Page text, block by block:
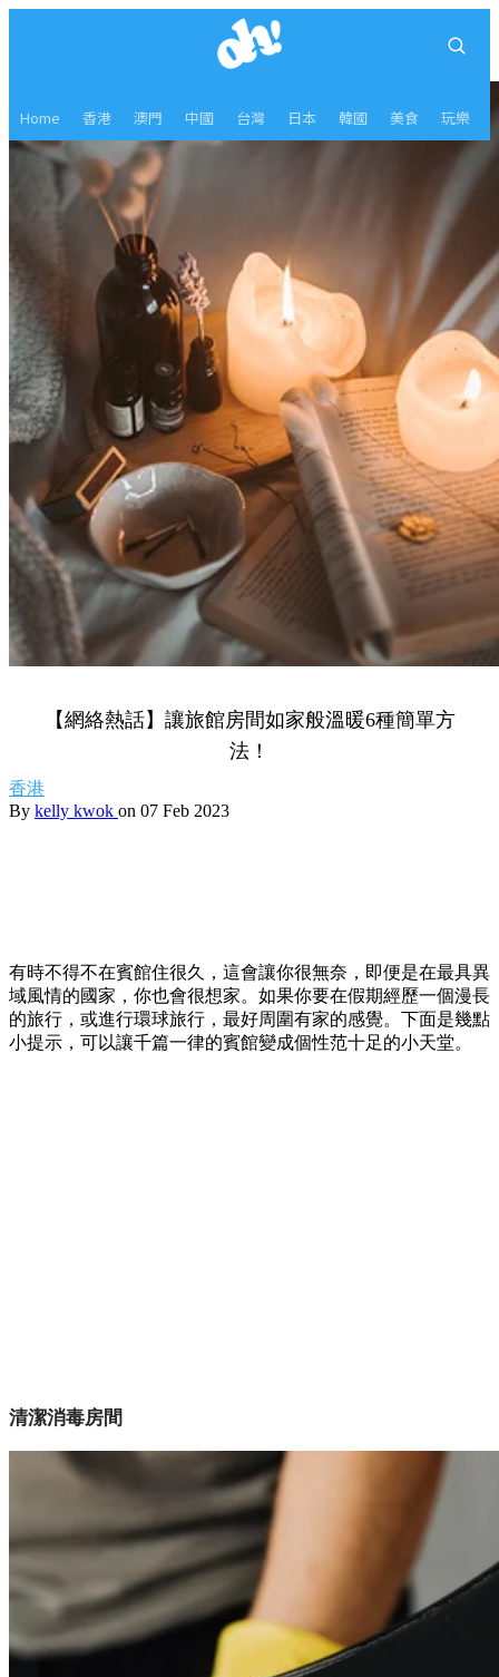
Home 香港 澳門 中國 台灣 日本 韓國 美食 玩樂
【網絡熱話】讓旅館房間如家般溫暖6種簡單方
法！
香港
By kelly kwok on 07 Feb 2023
有時不得不在賓館住很久，這會讓你很無奈，即便是在最具異
域風情的國家，你也會很想家。如果你要在假期經歷一個漫長
的旅行，或進行環球旅行，最好周圍有家的感覺。下面是幾點
小提示，可以讓千篇一律的賓館變成個性范十足的小天堂。
清潔消毒房間